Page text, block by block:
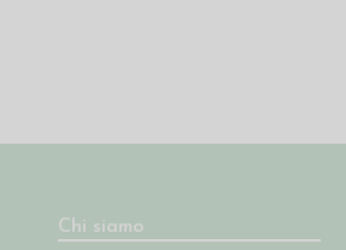
Chi siamo